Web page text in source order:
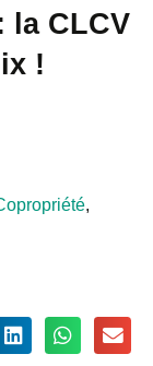
la CLCV
!
,